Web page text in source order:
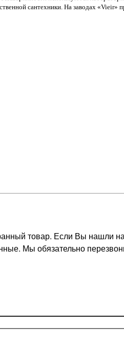
сантехники. На заводах «Vieir»
товар. Если Вы нашли
Мы обязательно